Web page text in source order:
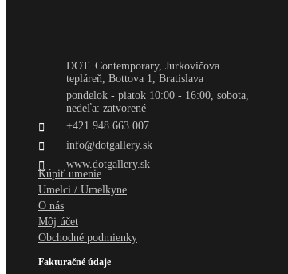
DOT. Contemporary, Jurkovičova
tepláreň, Bottova 1, Bratislava
pondelok - piatok 10:00 - 16:00, sobota,
nedeľa: zatvorené
+421 948 663 007
info@dotgallery.sk
www.dotgallery.sk
Kúpiť umenie
Umelci / Umelkyne
O nás
Môj účet
Obchodné podmienky
Fakturačné údaje